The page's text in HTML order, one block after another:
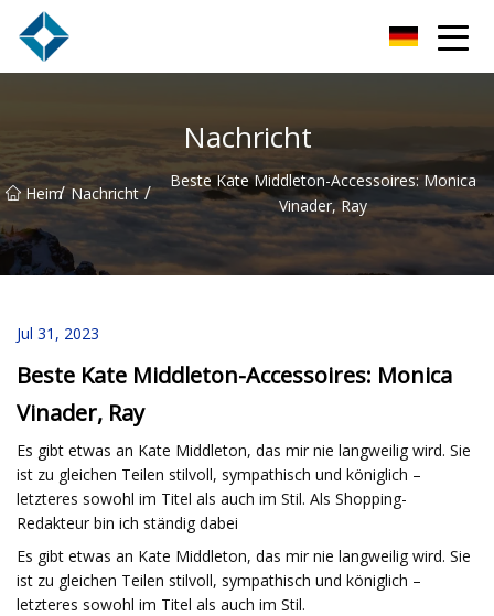
Nachricht
Heim/ Nachricht /
Beste Kate Middleton-Accessoires: Monica
Vinader, Ray
Jul 31, 2023
Beste Kate Middleton-Accessoires: Monica
Vinader, Ray
Es gibt etwas an Kate Middleton, das mir nie langweilig wird. Sie
ist zu gleichen Teilen stilvoll, sympathisch und königlich –
letzteres sowohl im Titel als auch im Stil. Als Shopping-
Redakteur bin ich ständig dabei
Es gibt etwas an Kate Middleton, das mir nie langweilig wird. Sie
ist zu gleichen Teilen stilvoll, sympathisch und königlich –
letzteres sowohl im Titel als auch im Stil.